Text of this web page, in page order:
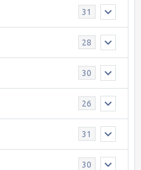
31
28
30
26
31
30